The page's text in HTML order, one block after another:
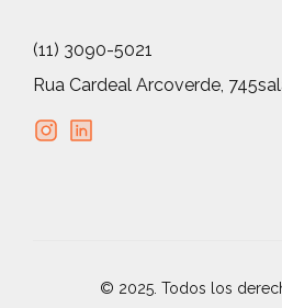
(11) 3090-5021
Rua Cardeal Arcoverde, 745
© 2025. Todos los